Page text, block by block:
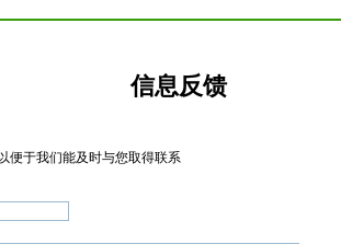
信息反馈
便于我们能及时与您取得联系